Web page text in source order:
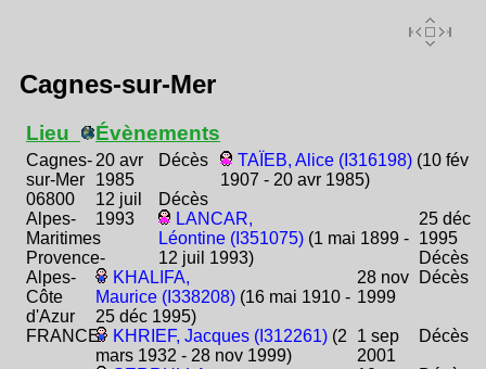
Cagnes-sur-Mer
Lieu
Cagnes-
sur-Mer
06800
Alpes-
Maritimes
Provence-
Alpes-
Côte
d'Azur
FRANCE
Évènements
20 avr
1985
Décès TAÏEB, Alice (I316198) (10 fév
1907 - 20 avr 1985)
12 juil
1993
Décès
LANCAR,
Léontine (I351075)(1 mai 1899 -
12 juil 1993)
25 déc
1995
Décès
KHALIFA,
Maurice (I338208) (16 mai 1910 -
25 déc 1995)
28 nov
1999
Décès
KHRIEF, Jacques (I312261) (2
mars 1932 - 28 nov 1999)
1 sep
2001
Décès